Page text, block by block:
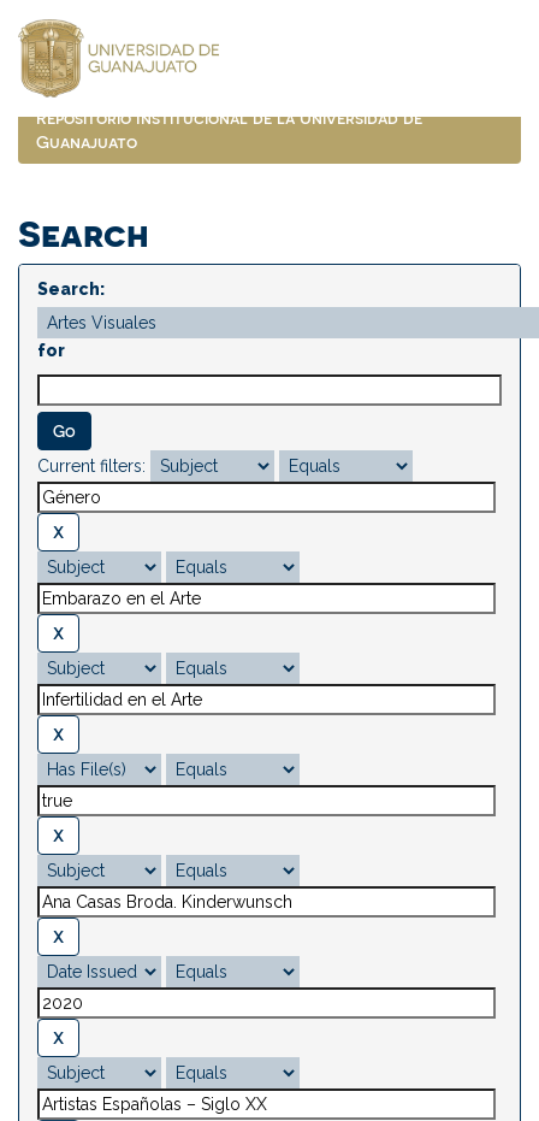
navigation
Repositorio Institucional de la Universidad de
Guanajuato
Search
Search:
for
Current filters: